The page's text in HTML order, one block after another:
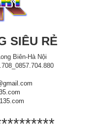
SIÊU RẺ
Biên-Hà Nội